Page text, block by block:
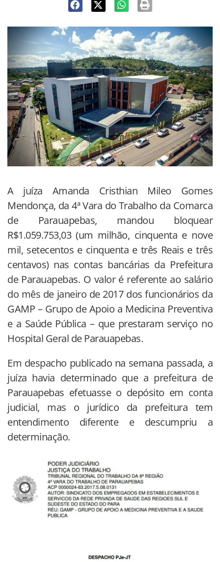
A juíza Amanda Cristhian Mileo Gomes
Mendonça, da 4ª Vara do Trabalho da Comarca
de Parauapebas, mandou bloquear
R$1.059.753,03 (um milhão, cinquenta e nove
mil, setecentos e cinquenta e três Reais e três
centavos) nas contas bancárias da Prefeitura
de Parauapebas. O valor é referente ao salário
do mês de janeiro de 2017 dos funcionários da
GAMP – Grupo de Apoio a Medicina Preventiva
e a Saúde Pública – que prestaram serviço no
Hospital Geral de Parauapebas.
Em despacho publicado na semana passada, a
juíza havia determinado que a prefeitura de
Parauapebas efetuasse o depósito em conta
judicial, mas o jurídico da prefeitura tem
entendimento diferente e descumpriu a
determinação.